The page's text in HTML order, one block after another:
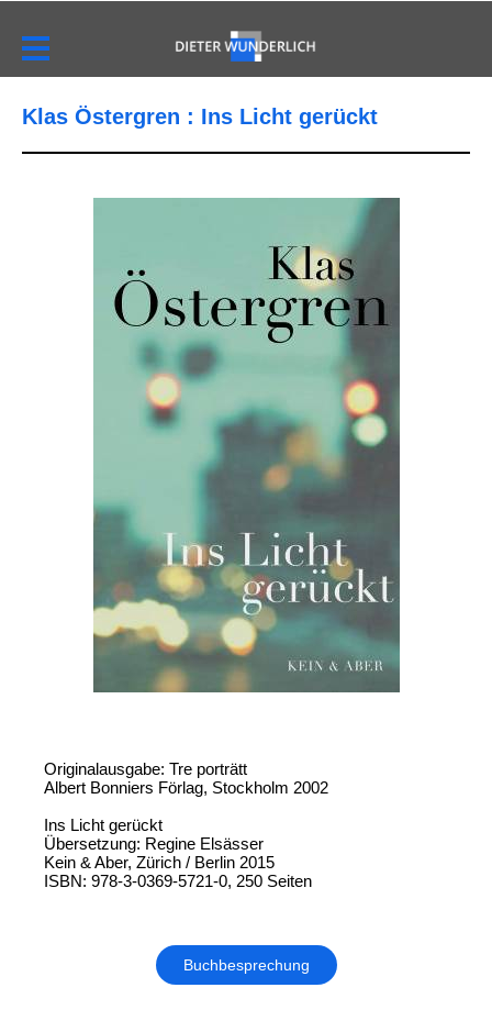
Klas Östergren : Ins Licht gerückt
Originalausgabe: Tre porträtt
Albert Bonniers Förlag, Stockholm 2002
Ins Licht gerückt
Übersetzung: Regine Elsässer
Kein & Aber, Zürich / Berlin 2015
ISBN: 978-3-0369-5721-0, 250 Seiten
Buchbesprechung